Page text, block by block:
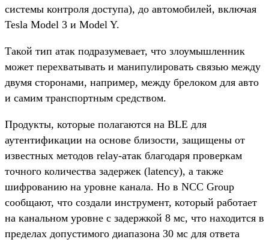
системы контроля доступа), до автомобилей, включая
Tesla Model 3 и Model Y.
Такой тип атак подразумевает, что злоумышленник
может перехватывать и манипулировать связью между
двумя сторонами, например, между брелоком для авто
и самим транспортным средством.
Продукты, которые полагаются на BLE для
аутентификации на основе близости, защищены от
известных методов relay-атак благодаря проверкам
точного количества задержек (latency), а также
шифрованию на уровне канала. Но в NCC Group
сообщают, что создали инструмент, который работает
на канальном уровне с задержкой 8 мс, что находится в
пределах допустимого диапазона 30 мс для ответа